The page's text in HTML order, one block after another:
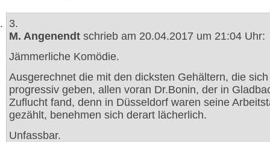
3.
M. Angenendt schrieb am 20.04.2017 um 21:04 Uhr:
Jämmerliche Komödie.
Ausgerechnet die mit den dicksten Gehältern, die
progressiv geben, allen voran Dr.Bonin, der in
Zuflucht fand, denn in Düsseldorf waren seine
gezählt, benehmen sich derart lächerlich.
Unfassbar.